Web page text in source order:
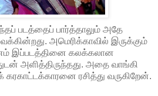
படத்தைப் பார்த்தாலும் அதே
அமெரிக்காவில் இருக்கும்
இப்படத்தினை கலக்கலான
அளித்திருந்தது. அதை வாங்கி
கரகாட்டக்காரனை ரசித்து வருகிறேன்.